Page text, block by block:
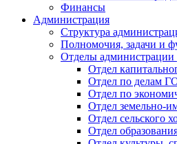
Финансы
Администрация
Структура
Полномочия, задачи и
Отделы администрации
Отдел
Отдел по делам
Отдел по
Отдел земельно-
Отдел сельского
Отдел